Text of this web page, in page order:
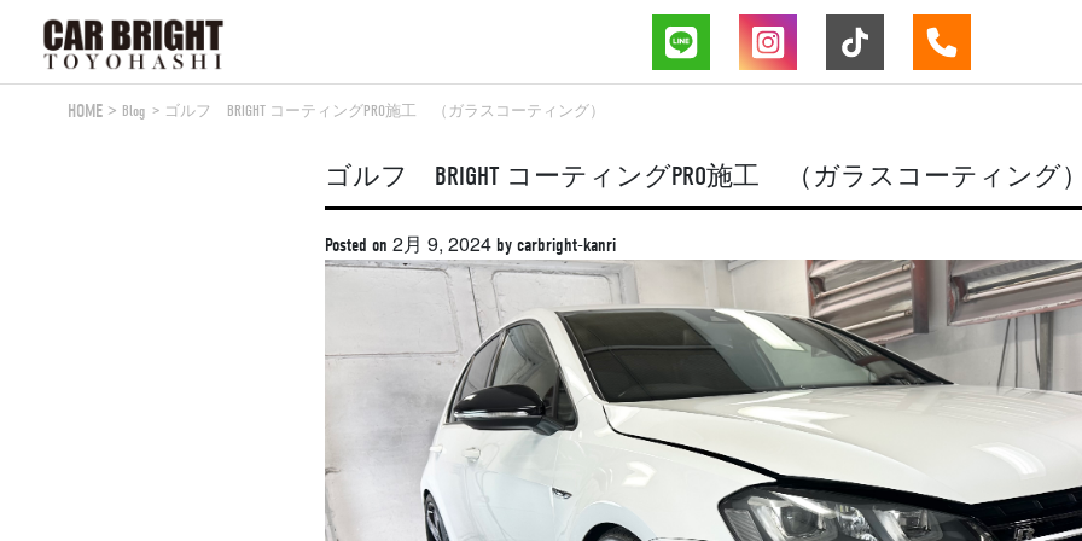
HOME
Blog ゴルフ BRIGHT コーティングPRO施工 （ガラスコーティング）
ゴルフ BRIGHT コーティングPRO施工 （ガラスコーティング
Posted on 2月 9, 2024by carbright-kanri